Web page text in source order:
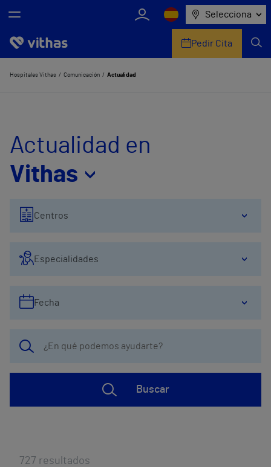
Selecciona
Nosotros
Comunicación
Pedir Cita
Hospitales Vithas Comunicación Actualidad
Actualidad en
Vithas
Centros
Especialidades
Fecha
Buscar
727 resultados